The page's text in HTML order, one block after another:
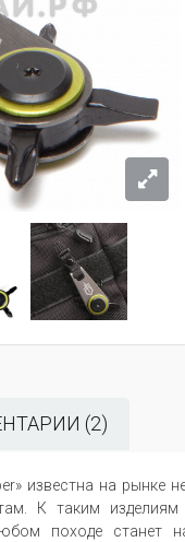
(2)
известна на
К таким
походе станет